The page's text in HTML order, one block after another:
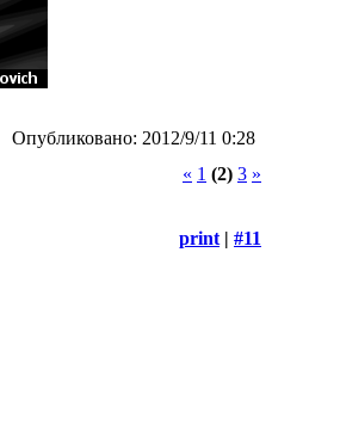
Опубликовано: 2012/9/11 0:28
« 1 (2) 3 »
print | #11